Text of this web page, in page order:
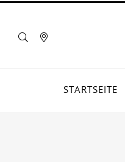
STARTSEITE